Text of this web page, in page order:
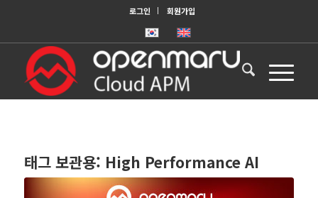
로그인 회원가입
태그 보관용: High Performance AI